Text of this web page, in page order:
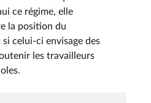
ce régime, elle
la position du
celui-ci envisage des
les travailleurs